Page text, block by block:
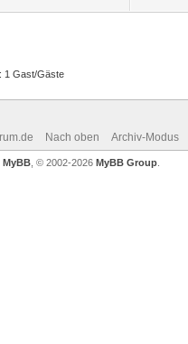
1 Gast/Gäste
Nach oben Archiv-Modus
MyBB , © 2002-2026 MyBB Group